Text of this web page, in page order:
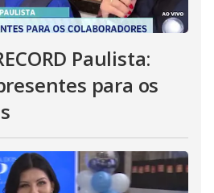
Paulista:
para os